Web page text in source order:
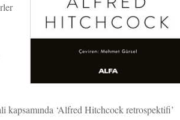
‘Alfred Hitchcock retrospektifi’